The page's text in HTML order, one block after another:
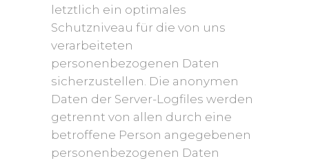
letztlich ein optimales
Schutzniveau für die von uns
verarbeiteten
personenbezogenen Daten
sicherzustellen. Die anonymen
Daten der Server-Logfiles werden
getrennt von allen durch eine
betroffene Person angegebenen
personenbezogenen Daten